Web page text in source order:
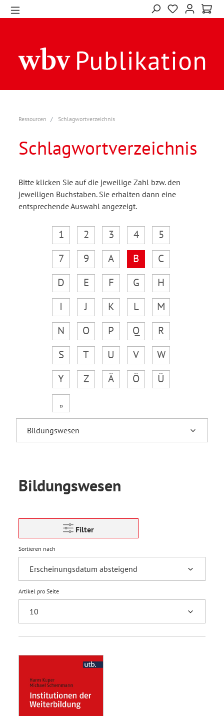
Ressourcen Schlagwortverzeichnis
Schlagwortverzeichnis
Bitte klicken Sie auf die jeweilige Zahl bzw. den
jeweiligen Buchstaben. Sie erhalten dann eine
entsprechende Auswahl angezeigt.
1 2 3 4
5
7
9 A B
C
D
E F G
H
I
J K L
M
N
O P Q
R
S
T U V
W
Y
Z Ä Ö
Ü
„
Bildungswesen
Filter
Sortieren nach
Artikel pro Seite